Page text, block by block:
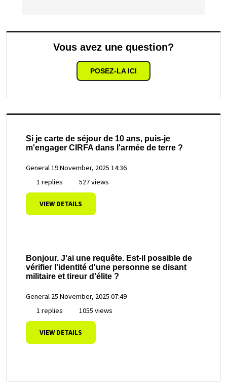
Vous avez une question?
POSEZ-LA ICI
Si je carte de séjour de 10 ans, puis-je
m'engager CIRFA dans l'armée de terre ?
General19 November, 2025 14:36
1 replies
527 views
VIEW DETAILS
Bonjour. J'ai une requête. Est-il possible de
vérifier l'identité d'une personne se disant
militaire et tireur d'élite ?
General 25 November, 2025 07:49
1 replies
1055 views
VIEW DETAILS